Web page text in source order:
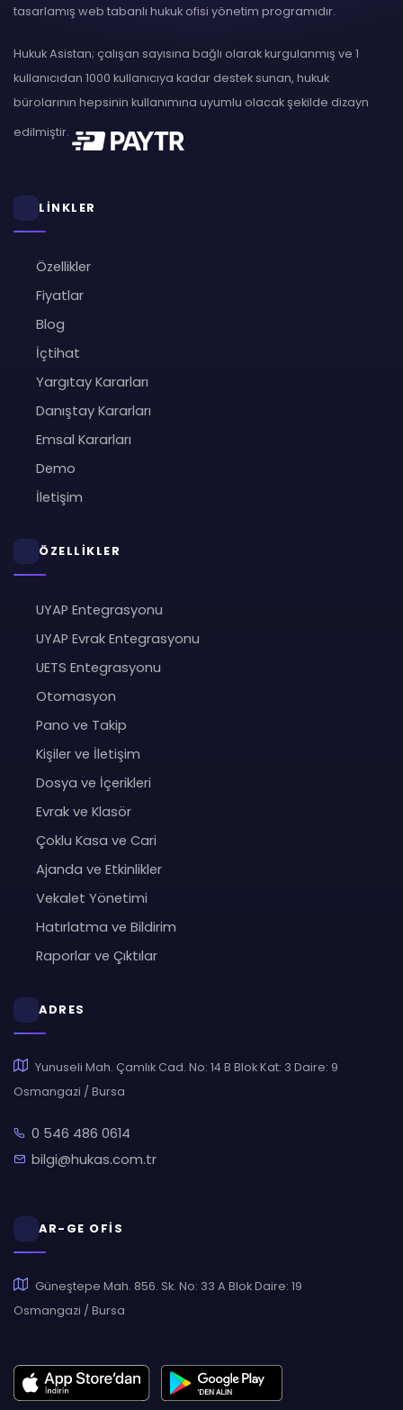
tasarlamış web tabanlı hukuk ofisi yönetim programıdır.
Hukuk Asistan; çalışan sayısına bağlı olarak kurgulanmış ve 1
kullanıcıdan 1000 kullanıcıya kadar destek sunan, hukuk
bürolarının hepsinin kullanımına uyumlu olacak şekilde dizayn
edilmiştir.
LİNKLER
Özellikler
Fiyatlar
Blog
İçtihat
Yargıtay Kararları
Danıştay Kararları
Emsal Kararları
Demo
İletişim
ÖZELLİKLER
UYAP Entegrasyonu
UYAP Evrak Entegrasyonu
UETS Entegrasyonu
Otomasyon
Pano ve Takip
Kişiler ve İletişim
Dosya ve İçerikleri
Evrak ve Klasör
Çoklu Kasa ve Cari
Ajanda ve Etkinlikler
Vekalet Yönetimi
Hatırlatma ve Bildirim
Raporlar ve Çıktılar
ADRES
Yunuseli Mah. Çamlık Cad. No: 14 B Blok Kat: 3 Daire: 9
Osmangazi / Bursa
0 546 486 0614
bilgi@hukas.com.tr
AR-GE OFİS
Güneştepe Mah. 856. Sk. No: 33 A Blok Daire: 19
Osmangazi / Bursa